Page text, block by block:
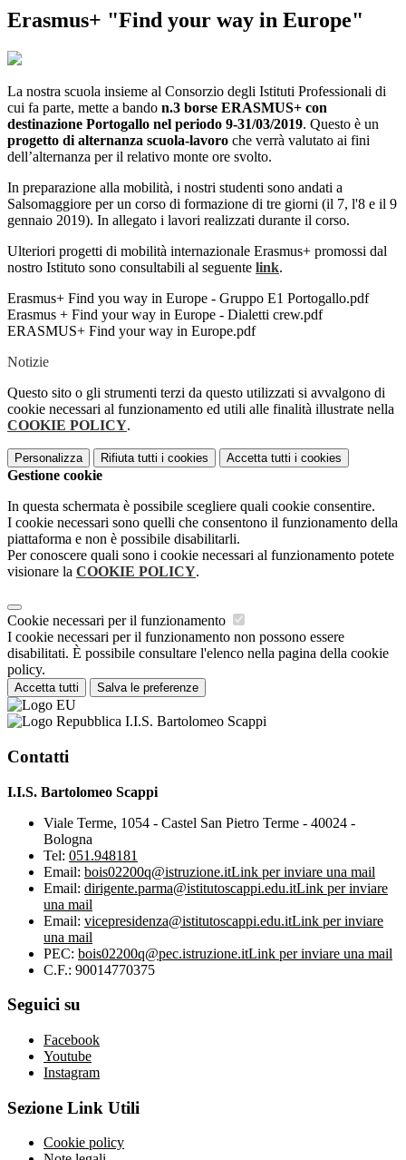
Erasmus+ "Find your way in Europe"
La nostra scuola insieme al Consorzio degli Istituti Professionali di
cui fa parte, mette a bando n.3 borse ERASMUS+ con
destinazione Portogallo nel periodo 9-31/03/2019. Questo è un
progetto di alternanza scuola-lavoro che verrà valutato ai fini
dell’alternanza per il relativo monte ore svolto.
In preparazione alla mobilità, i nostri studenti sono andati a
Salsomaggiore per un corso di formazione di tre giorni (il 7, l'8 e il 9
gennaio 2019). In allegato i lavori realizzati durante il corso.
Ulteriori progetti di mobilità internazionale Erasmus+ promossi dal
nostro Istituto sono consultabili al seguente link.
Erasmus+ Find you way in Europe - Gruppo E1 Portogallo.pdf
Erasmus + Find your way in Europe - Dialetti crew.pdf
ERASMUS+ Find your way in Europe.pdf
Notizie
Questo sito o gli strumenti terzi da questo utilizzati si avvalgono di
cookie necessari al funzionamento ed utili alle finalità illustrate nella
COOKIE POLICY.
Personalizza Rifiuta tutti i cookies Accetta tutti i cookies
Gestione cookie
In questa schermata è possibile scegliere quali cookie consentire.
I cookie necessari sono quelli che consentono il funzionamento della
piattaforma e non è possibile disabilitarli.
Per conoscere quali sono i cookie necessari al funzionamento potete
visionare la COOKIE POLICY.
Cookie necessari per il funzionamento
I cookie necessari per il funzionamento non possono essere
disabilitati. È possibile consultare l'elenco nella pagina della cookie
policy.
Accetta tutti Salva le preferenze
I.I.S. Bartolomeo Scappi
Contatti
I.I.S. Bartolomeo Scappi
Viale Terme, 1054 - Castel San Pietro Terme - 40024 -
Bologna
Tel: 051.948181
Email: bois02200q@istruzione.itLink per inviare una mail
Email: dirigente.parma@istitutoscappi.edu.itLink per inviare
una mail
Email: vicepresidenza@istitutoscappi.edu.itLink per inviare
una mail
PEC: bois02200q@pec.istruzione.itLink per inviare una mail
C.F.: 90014770375
Seguici su
Facebook
Youtube
Instagram
Sezione Link Utili
Cookie policy